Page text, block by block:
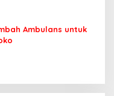
Ambulans untuk